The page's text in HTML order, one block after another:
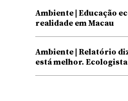
Ambiente | Educação
realidade em Macau
Ambiente | Relatório
está melhor.